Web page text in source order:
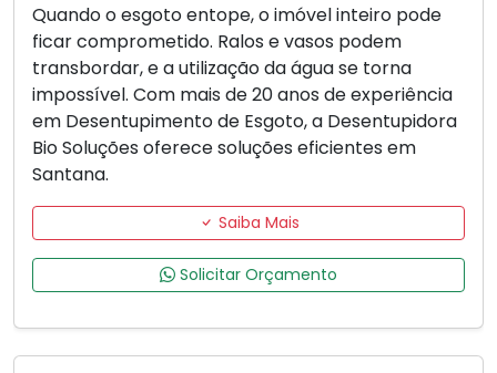
Quando o esgoto entope, o imóvel inteiro pode
ficar comprometido. Ralos e vasos podem
transbordar, e a utilização da água se torna
impossível. Com mais de 20 anos de experiência
em Desentupimento de Esgoto, a Desentupidora
Bio Soluções oferece soluções eficientes em
Santana.
Saiba Mais
Solicitar Orçamento